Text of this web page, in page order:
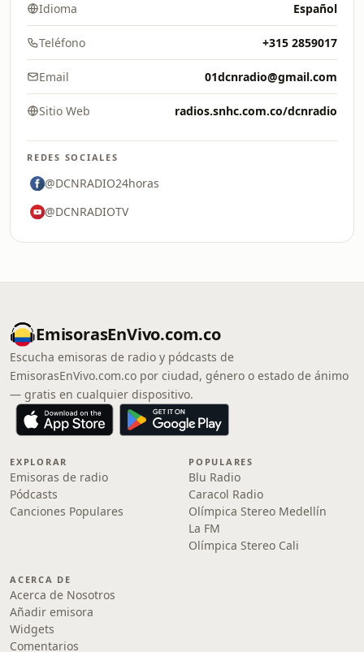
Idioma Español
Teléfono +315 2859017
Email 01dcnradio@gmail.com
Sitio Web radios.snhc.com.co/dcnradio
REDES SOCIALES
@DCNRADIO24horas
@DCNRADIOTV
EmisorasEnVivo.com.co
Escucha emisoras de radio y pódcasts de
EmisorasEnVivo.com.co por ciudad, género o estado de ánimo
— gratis en cualquier dispositivo.
EXPLORAR
Emisoras de radio
Pódcasts
Canciones Populares
POPULARES
Blu Radio
Caracol Radio
Olímpica Stereo Medellín
La FM
Olímpica Stereo Cali
ACERCA DE
Acerca de Nosotros
Añadir emisora
Widgets
Comentarios